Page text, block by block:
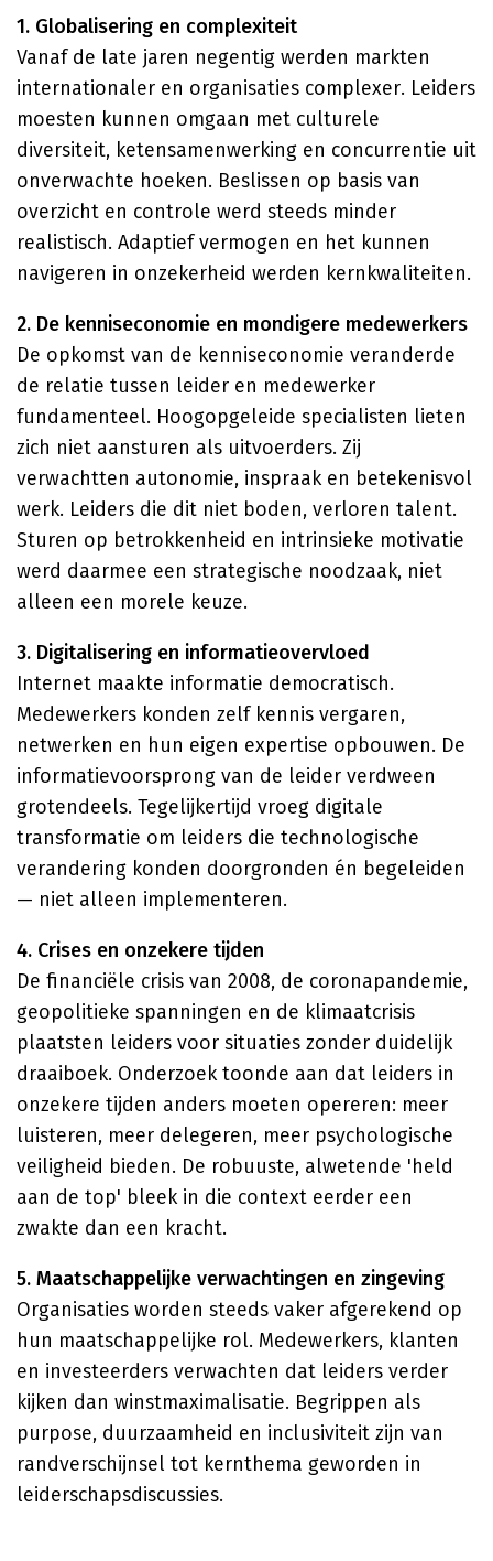
1. Globalisering en complexiteit
Vanaf de late jaren negentig werden markten
internationaler en organisaties complexer. Leiders
moesten kunnen omgaan met culturele
diversiteit, ketensamenwerking en concurrentie uit
onverwachte hoeken. Beslissen op basis van
overzicht en controle werd steeds minder
realistisch. Adaptief vermogen en het kunnen
navigeren in onzekerheid werden kernkwaliteiten.
2. De kenniseconomie en mondigere medewerkers
De opkomst van de kenniseconomie veranderde
de relatie tussen leider en medewerker
fundamenteel. Hoogopgeleide specialisten lieten
zich niet aansturen als uitvoerders. Zij
verwachtten autonomie, inspraak en betekenisvol
werk. Leiders die dit niet boden, verloren talent.
Sturen op betrokkenheid en intrinsieke motivatie
werd daarmee een strategische noodzaak, niet
alleen een morele keuze.
3. Digitalisering en informatieovervloed
Internet maakte informatie democratisch.
Medewerkers konden zelf kennis vergaren,
netwerken en hun eigen expertise opbouwen. De
informatievoorsprong van de leider verdween
grotendeels. Tegelijkertijd vroeg digitale
transformatie om leiders die technologische
verandering konden doorgronden én begeleiden
— niet alleen implementeren.
4. Crises en onzekere tijden
De financiële crisis van 2008, de coronapandemie,
geopolitieke spanningen en de klimaatcrisis
plaatsten leiders voor situaties zonder duidelijk
draaiboek. Onderzoek toonde aan dat leiders in
onzekere tijden anders moeten opereren: meer
luisteren, meer delegeren, meer psychologische
veiligheid bieden. De robuuste, alwetende 'held
aan de top' bleek in die context eerder een
zwakte dan een kracht.
5. Maatschappelijke verwachtingen en zingeving
Organisaties worden steeds vaker afgerekend op
hun maatschappelijke rol. Medewerkers, klanten
en investeerders verwachten dat leiders verder
kijken dan winstmaximalisatie. Begrippen als
purpose, duurzaamheid en inclusiviteit zijn van
randverschijnsel tot kernthema geworden in
leiderschapsdiscussies.